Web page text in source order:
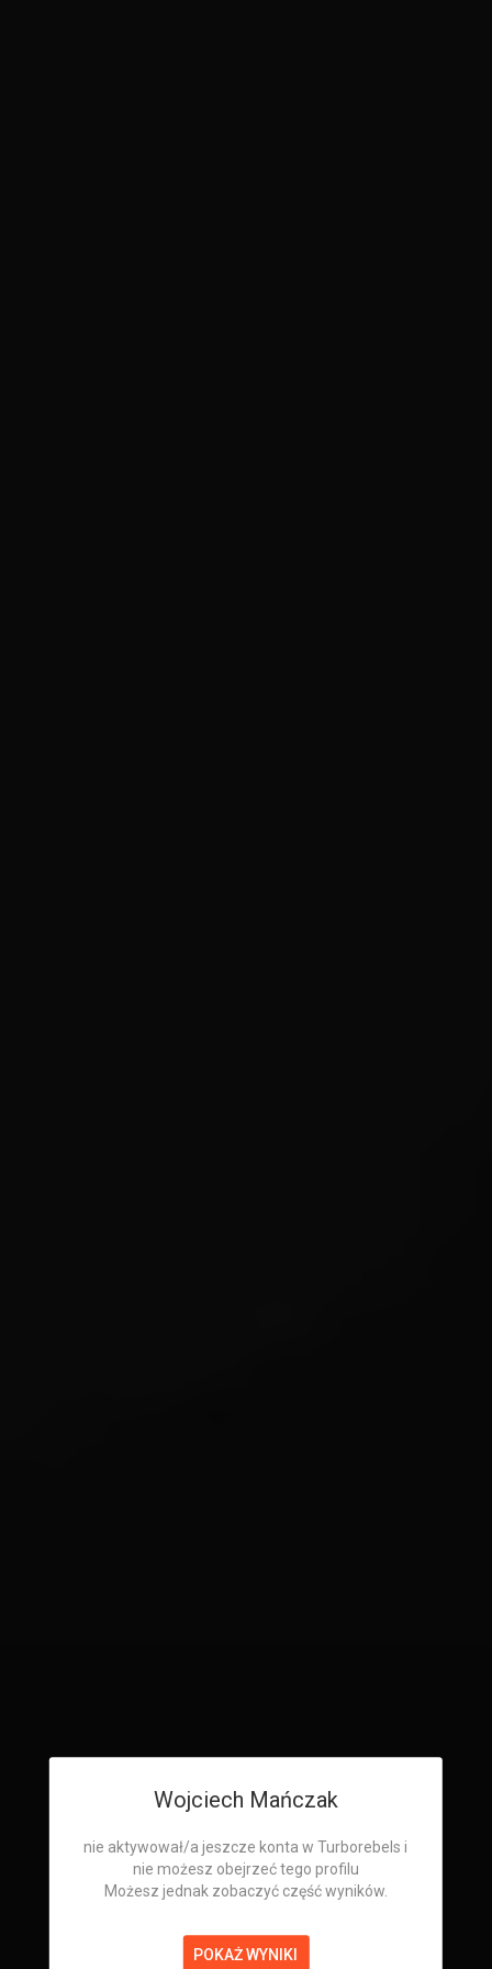
Wojciech Mańczak
nie aktywował/a jeszcze konta w Turborebels i
nie możesz obejrzeć tego profilu
Możesz jednak zobaczyć część wyników.
POKAŻ WYNIKI